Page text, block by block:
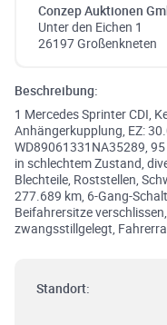
Conzep Auktionen
Unter den Eichen 1
26197 Großenkneten
Beschreibung:
1 Mercedes Sprinter CDI,
Anhängerkupplung, EZ:
WD89061331NA35289,
in schlechtem Zustand,
Blechteile, Roststellen,
277.689 km, 6-Gang-
Beifahrersitze
zwangsstillgelegt,
Standort: